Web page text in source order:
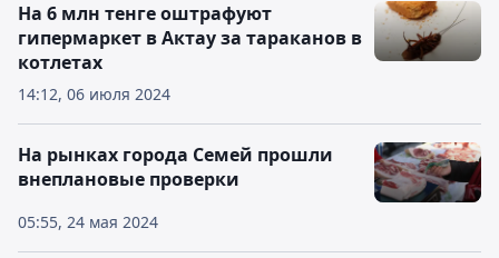
14:12, 06 июля 2024
На 6 млн тенге оштрафуют
гипермаркет в Актау за тараканов в
котлетах
05:55, 24 мая 2024
На рынках города Семей прошли
внеплановые проверки